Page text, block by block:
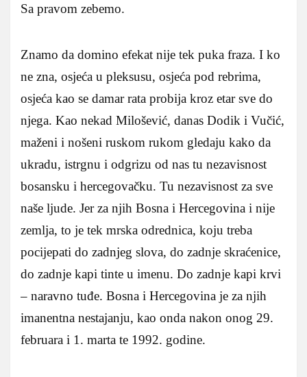
Sa pravom zebemo.
Znamo da domino efekat nije tek puka fraza. I ko
ne zna, osjeća u pleksusu, osjeća pod rebrima,
osjeća kao se damar rata probija kroz etar sve do
njega. Kao nekad Milošević, danas Dodik i Vučić,
maženi i nošeni ruskom rukom gledaju kako da
ukradu, istrgnu i odgrizu od nas tu nezavisnost
bosansku i hercegovačku. Tu nezavisnost za sve
naše ljude. Jer za njih Bosna i Hercegovina i nije
zemlja, to je tek mrska odrednica, koju treba
pocijepati do zadnjeg slova, do zadnje skraćenice,
do zadnje kapi tinte u imenu. Do zadnje kapi krvi
– naravno tuđe. Bosna i Hercegovina je za njih
imanentna nestajanju, kao onda nakon onog 29.
februara i 1. marta te 1992. godine.